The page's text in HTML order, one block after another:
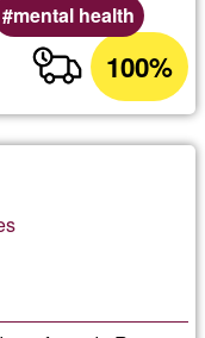
mental health
100%